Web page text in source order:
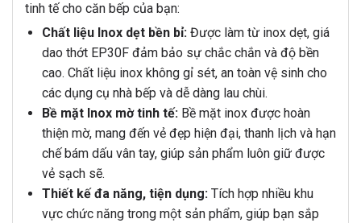
tinh tế cho căn bếp của bạn:
Chất liệu Inox dẹt bền bỉ:Được làm từ inox dẹt, giá
dao thớt EP30F đảm bảo sự chắc chắn và độ bền
cao. Chất liệu inox không gỉ sét, an toàn vệ sinh cho
các dụng cụ nhà bếp và dễ dàng lau chùi.
Bề mặt Inox mờ tinh tế:Bề mặt inox được hoàn
thiện mờ, mang đến vẻ đẹp hiện đại, thanh lịch và hạn
chế bám dấu vân tay, giúp sản phẩm luôn giữ được
vẻ sạch sẽ.
Thiết kế đa năng, tiện dụng:Tích hợp nhiều khu
vực chức năng trong một sản phẩm, giúp bạn sắp